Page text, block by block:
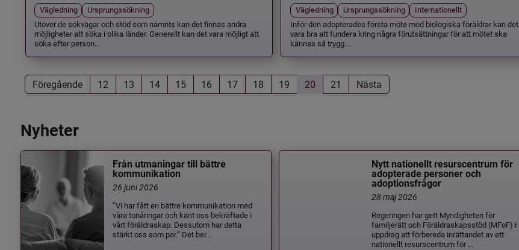
Vägledning
Ursprungssökning
Utöver de sökvägar och stöd som nämnts kan det finnas andra
möjligheter att söka i olika länder. Generellt kan det vara möjligt att
söka efter person...
Vägledning Ursprungssökning
Internationellt
Inför den adopterades första möte med biologiska föräldrar kan det
vara bra att fundera kring några förutsättningar för att mötet ska
kännas så trygg...
Föregående 12 13 14 15 16 17 18 19 20 21 Nästa
Nyheter
Från utmaningar till bättre
kommunikation
26 juni 2026
”Vi har fått en bättre kommunikation med
våra tonåringar och känt oss bekräftade i
vårt föräldraskap. Dessutom har detta
stärkt oss som par.” Det ber...
Nytt nationellt resurscentrum för
adopterade personer och
adoptionsfrågor
28 maj 2026
Regeringen har gett Myndigheten för
familjerätt och Föräldraskapsstöd (MFoF) i
uppdrag att förbereda inrättandet av ett
nationellt resurscentrum för ...